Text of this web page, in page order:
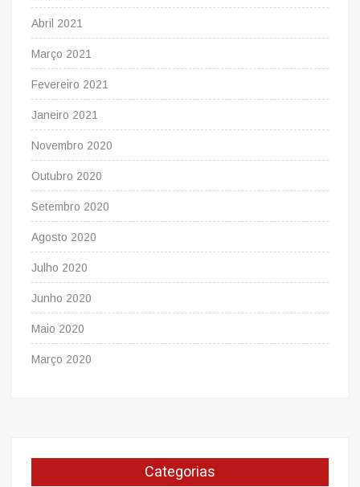
Abril 2021
Março 2021
Fevereiro 2021
Janeiro 2021
Novembro 2020
Outubro 2020
Setembro 2020
Agosto 2020
Julho 2020
Junho 2020
Maio 2020
Março 2020
Categorias